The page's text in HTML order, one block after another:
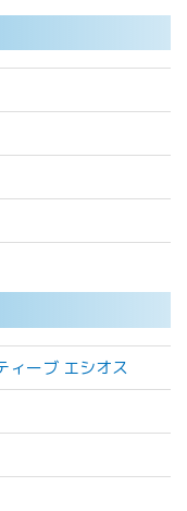
ィーブ エシオス